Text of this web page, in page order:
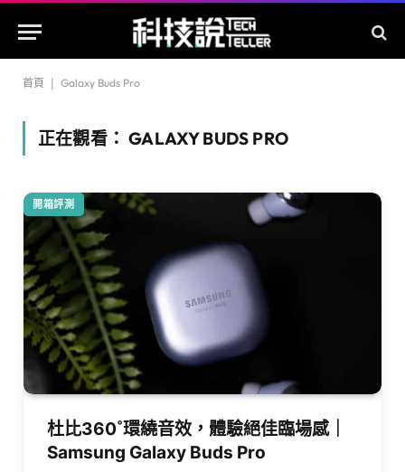
首頁 Galaxy Buds Pro
正在觀看：GALAXY BUDS PRO
開箱評測
杜比360˚環繞音效，體驗絕佳臨場感｜
Samsung Galaxy Buds Pro